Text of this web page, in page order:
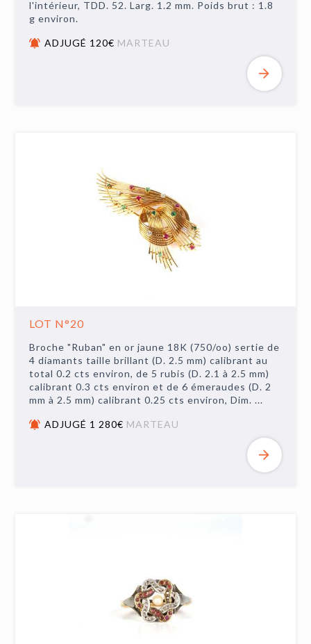
l'intérieur, TDD. 52. Larg. 1.2 mm. Poids brut : 1.8
g environ.
ADJUGÉ 120€ MARTEAU
LOT N°20
Broche "Ruban" en or jaune 18K (750/oo) sertie de
4 diamants taille brillant (D. 2.5 mm) calibrant au
total 0.2 cts environ, de 5 rubis (D. 2.1 à 2.5 mm)
calibrant 0.3 cts environ et de 6 émeraudes (D. 2
mm à 2.5 mm) calibrant 0.25 cts environ, Dim. ...
ADJUGÉ 1 280€ MARTEAU